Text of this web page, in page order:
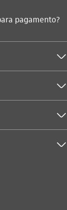
pagamento?
seta_baixo
seta_baixo
seta_baixo
seta_baixo